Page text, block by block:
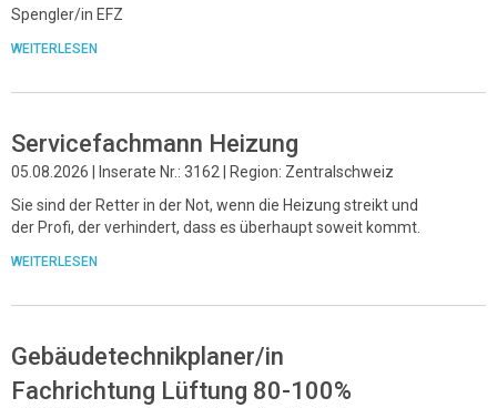
Spengler/in EFZ
WEITERLESEN
Servicefachmann Heizung
05.08.2026 | Inserate Nr.: 3162 | Region: Zentralschweiz
Sie sind der Retter in der Not, wenn die Heizung streikt und
der Profi, der verhindert, dass es überhaupt soweit kommt.
WEITERLESEN
Gebäudetechnikplaner/in
Fachrichtung Lüftung 80-100%